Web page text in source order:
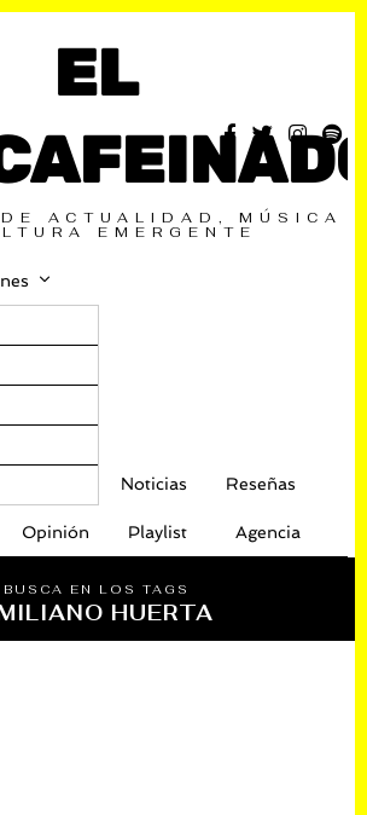
EL
ACTUALIDAD, MÚSICA
EMERGENTE
Noticias Reseñas
Opinión Playlist Agencia
BUSCA EN LOS TAGS
HUERTA